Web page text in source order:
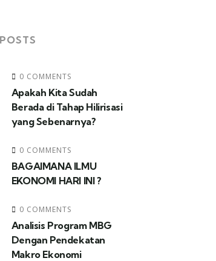
0 COMMENTS
Apakah Kita Sudah
Berada di Tahap Hilirisasi
yang Sebenarnya?
0 COMMENTS
BAGAIMANA ILMU
EKONOMI HARI INI ?
0 COMMENTS
Analisis Program MBG
Dengan Pendekatan
Makro Ekonomi